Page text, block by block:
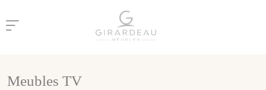
Meubles TV